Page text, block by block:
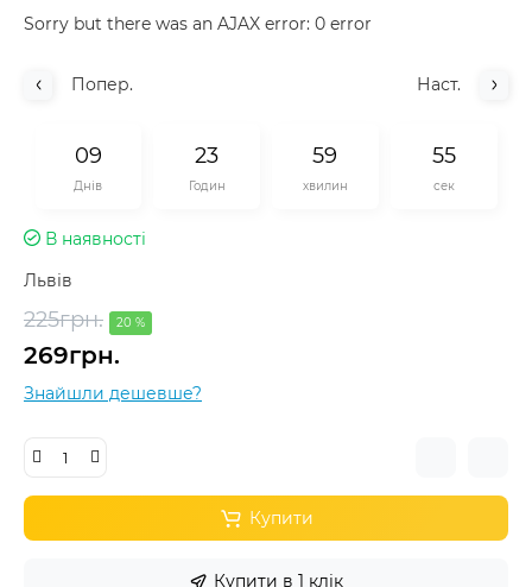
Sorry but there was an AJAX error: 0 error
Попер. Наст.
09
Днів
23
Годин
59
хвилин
55
сек
В наявності
Львів
225грн. 20 %
269грн.
Знайшли дешевше?
Купити
Купити в 1 клік